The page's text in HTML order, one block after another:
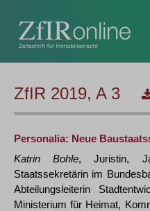
ZfIR 2019, A 3
Personalia: Neue
Katrin Bohle, Juristin,
Staatssekretärin im
Abteilungsleiterin
Ministerium für Heimat,